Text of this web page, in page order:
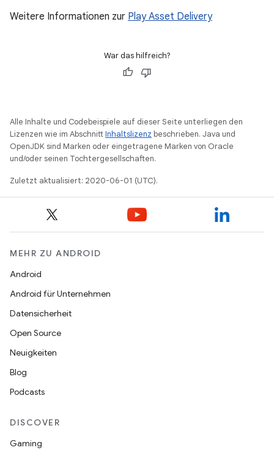
Weitere Informationen zur Play Asset Delivery
War das hilfreich?
Alle Inhalte und Codebeispiele auf dieser Seite unterliegen den
Lizenzen wie im AbschnittInhaltslizenz beschrieben. Java und
OpenJDK sind Marken oder eingetragene Marken von Oracle
und/oder seinen Tochtergesellschaften.
Zuletzt aktualisiert: 2020-06-01 (UTC).
MEHR ZU ANDROID
Android
Android für Unternehmen
Datensicherheit
Open Source
Neuigkeiten
Blog
Podcasts
DISCOVER
Gaming